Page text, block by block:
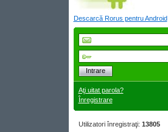
Descarcă Rorus pentru Android
Intrare
Aţi uitat parola?
Înregistrare
Utilizatori înregistraţi: 13805